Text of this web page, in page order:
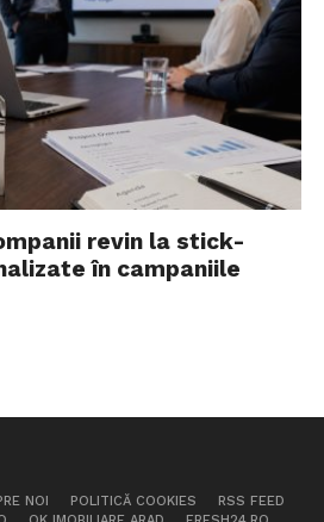
revin la stick-
în campaniile
NOI POLITICĂ COOKIES
RSS FEED